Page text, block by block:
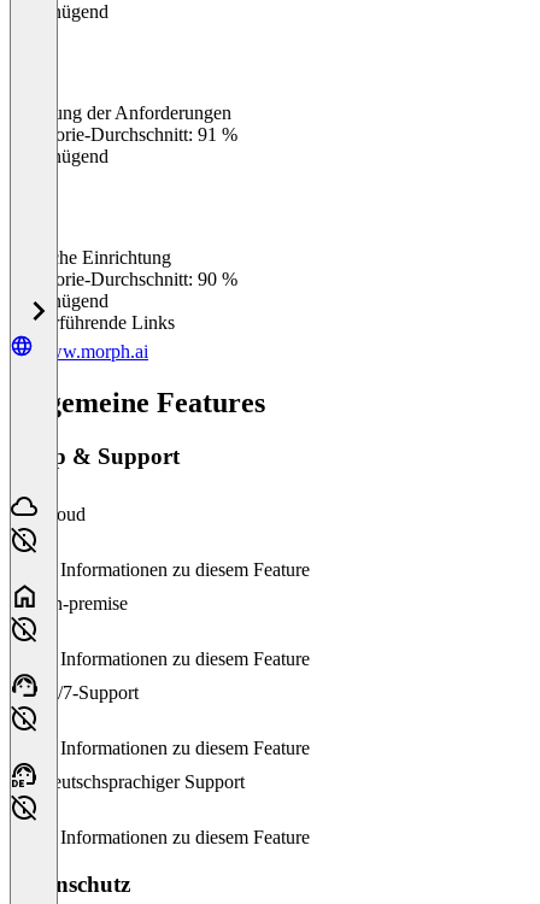
Ungenügend
Erfüllung der Anforderungen
Kategorie-Durchschnitt: 91 %
Ungenügend
Einfache Einrichtung
Kategorie-Durchschnitt: 90 %
Ungenügend
Weiterführende Links
www.morph.ai
Allgemeine Features
Setup & Support
Cloud
Keine Informationen zu diesem Feature
On-premise
Keine Informationen zu diesem Feature
24/7-Support
Keine Informationen zu diesem Feature
Deutschsprachiger Support
Keine Informationen zu diesem Feature
Datenschutz